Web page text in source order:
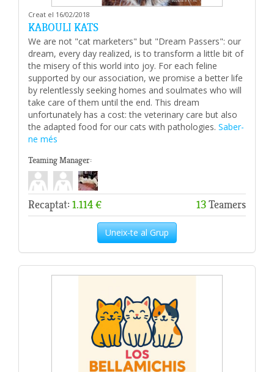
Creat el 16/02/2018
KABOULI KATS
We are not "cat marketers" but "Dream Passers": our
dream, every day realized, is to transform a little bit of
the misery of this world into joy. For each feline
supported by our association, we promise a better life
by relentlessly seeking homes and soulmates who will
take care of them until the end. This dream
unfortunately has a cost: the veterinary care but also
the adapted food for our cats with pathologies. Saber-
ne més
Teaming Manager:
Recaptat: 1.114 € 13Teamers
Uneix-te al Grup